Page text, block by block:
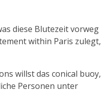
diese Blutezeit vorweg
within Paris zulegt,
willst das conical buoy,
Personen unter